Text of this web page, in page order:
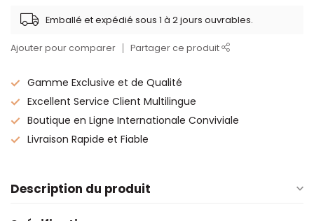
Emballé et expédié sous 1 à 2 jours ouvrables.
Ajouter pour comparer Partager ce produit
Gamme Exclusive et de Qualité
Excellent Service Client Multilingue
Boutique en Ligne Internationale Conviviale
Livraison Rapide et Fiable
Description du produit